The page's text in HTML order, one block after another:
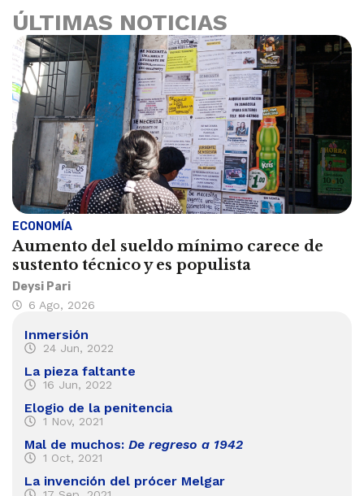
ÚLTIMAS NOTICIAS
ECONOMÍA
Aumento del sueldo mínimo carece de
sustento técnico y es populista
Deysi Pari
6 Ago, 2026
Inmersión
24 Jun, 2022
La pieza faltante
16 Jun, 2022
Elogio de la penitencia
1 Nov, 2021
Mal de muchos: De regreso a 1942
1 Oct, 2021
La invención del prócer Melgar